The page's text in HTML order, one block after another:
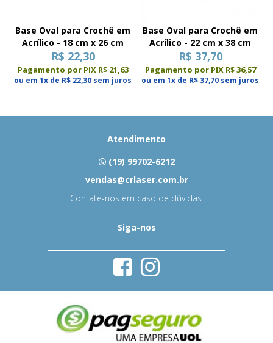
Base Oval para Crochê em
Acrílico - 18 cm x 26 cm
R$ 22,30
Pagamento por PIX R$ 21,63
ou em 1x de R$ 22,30 sem juros
Base Oval para Crochê em
Acrílico - 22 cm x 38 cm
R$ 37,70
Pagamento por PIX R$ 36,57
ou em 1x de R$ 37,70 sem juros
Atendimento
(19) 99702-6212
vendas@crlaser.com.br
Contate-nos em caso de dúvidas.
Siga-nos